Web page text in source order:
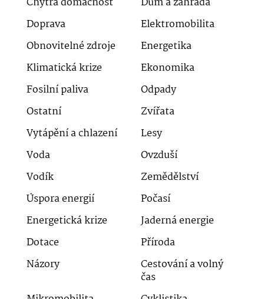
Doprava
Elektromobilita
Obnovitelné zdroje
Energetika
Klimatická krize
Ekonomika
Fosilní paliva
Odpady
Ostatní
Zvířata
Vytápění a chlazení
Lesy
Voda
Ovzduší
Vodík
Zemědělství
Úspora energií
Počasí
Energetická krize
Jaderná energie
Dotace
Příroda
Názory
Cestování a volný
čas